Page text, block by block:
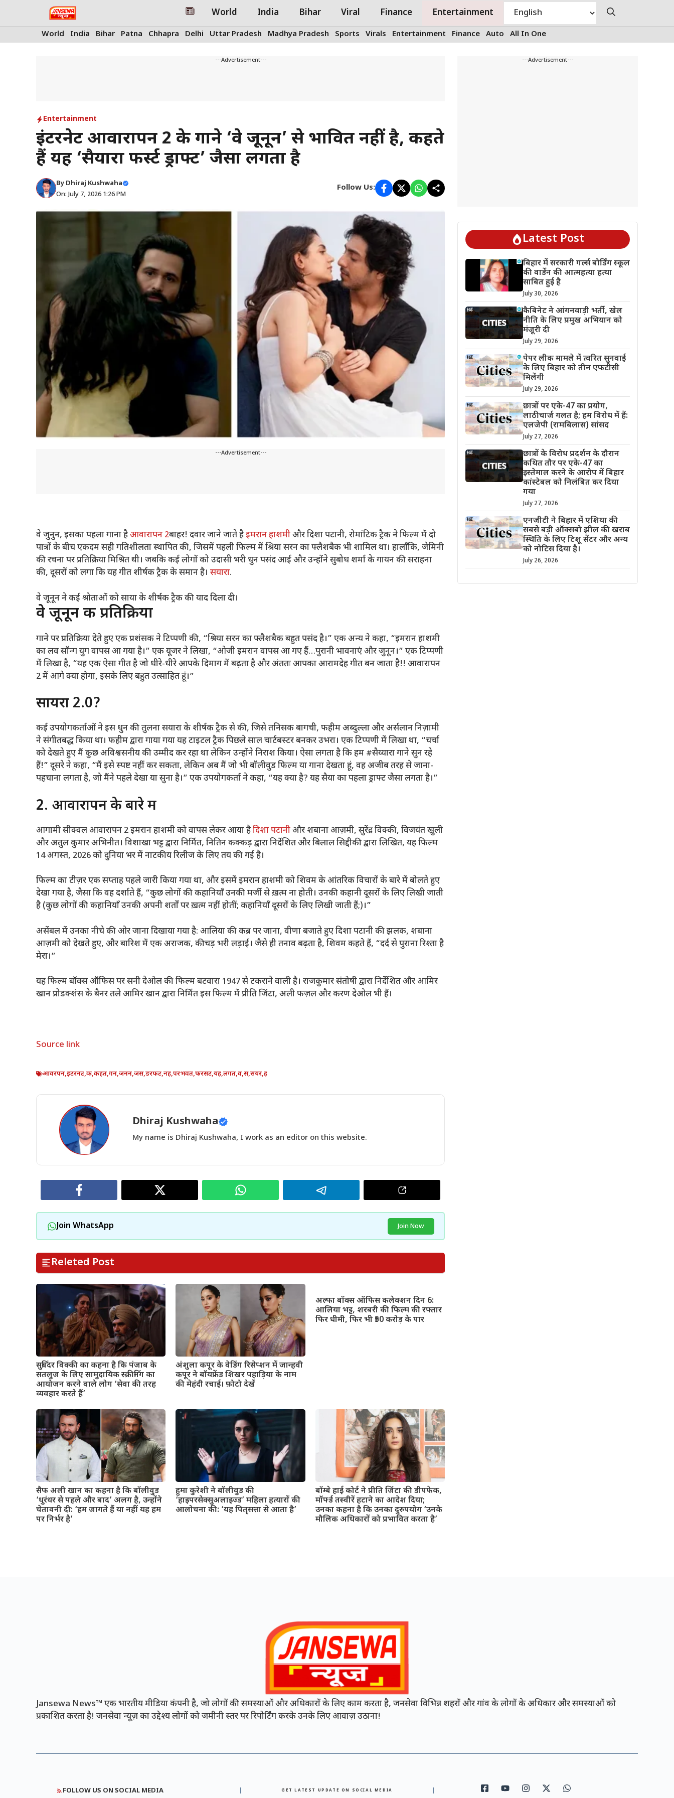
World India Bihar Viral Finance Entertainment
World India Bihar Patna Chhapra Delhi Uttar Pradesh Madhya Pradesh Sports Virals Entertainment Finance Auto All In One
---Advertisement---
Entertainment
इंटरनेट आवारापन 2 के गाने ‘वे जूनून’ से प्रभावित नहीं है, कहते
हैं यह ‘सैयारा फर्स्ट ड्राफ्ट’ जैसा लगता है
By Dhiraj Kushwaha
On: July 7, 2026 1:26 PM
Follow Us:
---Advertisement---
वे जुनुन, इसका पहला गाना हैआवारापन 2बाहर! दवार जाने जाते हैइमरान हाशमीऔर दिशा पटानी, रोमांटिक ट्रैक ने फिल्म में दो
पात्रों के बीच एकदम सही गतिशीलता स्थापित की, जिसमें पहली फिल्म में श्रिया सरन का फ्लैशबैक भी शामिल था। हालाँकि, जेमिनी
की रचना पर प्रतिक्रिया मिश्रित थी। जबकि कई लोगों को उदासी भरी धुन पसंद आई और उन्होंने सुबोध शर्मा के गायन की सराहना
की, दूसरों को लगा कि यह गीत शीर्षक ट्रैक के समान है। सयारा.
वे जूनून ने कई श्रोताओं को साया के शीर्षक ट्रैक की याद दिला दी।
वे जूनून की प्रतिक्रिया
गाने पर प्रतिक्रिया देते हुए एक प्रशंसक ने टिप्पणी की, “श्रिया सरन का फ्लैशबैक बहुत पसंद है।” एक अन्य ने कहा, “इमरान हाशमी
का लव सॉन्ग युग वापस आ गया है।” एक यूजर ने लिखा, “ओजी इमरान वापस आ गए हैं…पुरानी भावनाएं और जुनून।” एक टिप्पणी
में लिखा है, “यह एक ऐसा गीत है जो धीरे-धीरे आपके दिमाग में बढ़ता है और अंततः आपका आरामदेह गीत बन जाता है!! आवारापन
2 में आगे क्या होगा, इसके लिए बहुत उत्साहित हूं।”
सायरा 2.0?
कई उपयोगकर्ताओं ने इस धुन की तुलना सयारा के शीर्षक ट्रैक से की, जिसे तनिसक बागची, फहीम अब्दुल्ला और अर्सलान निज़ामी
ने संगीतबद्ध किया था। फहीम द्वारा गाया गया यह टाइटल ट्रैक पिछले साल चार्टबस्टर बनकर उभरा। एक टिप्पणी में लिखा था, “चर्चा
को देखते हुए मैं कुछ अविश्वसनीय की उम्मीद कर रहा था लेकिन उन्होंने निराश किया। ऐसा लगता है कि हम #सैय्यारा गाने सुन रहे
हैं!” दूसरे ने कहा, “मैं इसे स्पष्ट नहीं कर सकता, लेकिन अब मैं जो भी बॉलीवुड फिल्म या गाना देखता हूं, वह अजीब तरह से जाना-
पहचाना लगता है, जो मैंने पहले देखा या सुना है।” एक उपयोगकर्ता ने कहा, “यह क्या है? यह सैया का पहला ड्राफ्ट जैसा लगता है।”
2. आवारापन के बारे में
आगामी सीक्वल आवारापन 2 इमरान हाशमी को वापस लेकर आया हैदिशा पटानीऔर शबाना आज़मी, सुरेंद्र विक्की, विजयंत खुली
और अतुल कुमार अभिनीत। विशाखा भट्ट द्वारा निर्मित, नितिन कक्कड़ द्वारा निर्देशित और बिलाल सिद्दीकी द्वारा लिखित, यह फिल्म
14 अगस्त, 2026 को दुनिया भर में नाटकीय रिलीज के लिए तय की गई है।
फिल्म का टीज़र एक सप्ताह पहले जारी किया गया था, और इसमें इमरान हाशमी को शिवम के आंतरिक विचारों के बारे में बोलते हुए
देखा गया है, जैसा कि वह दर्शाते हैं, “कुछ लोगों की कहानियाँ उनकी मर्जी से ख़त्म ना होती। उनकी कहानी दूसरों के लिए लिखी जाती
है (कुछ लोगों की कहानियाँ उनकी अपनी शर्तों पर ख़त्म नहीं होतीं; कहानियाँ दूसरों के लिए लिखी जाती हैं;)।”
असेंबल में उनका नीचे की ओर जाना दिखाया गया है: आलिया की कब्र पर जाना, वीणा बजाते हुए दिशा पटानी की झलक, शबाना
आज़मी को देखते हुए, और बारिश में एक अराजक, कीचड़ भरी लड़ाई। जैसे ही तनाव बढ़ता है, शिवम कहते हैं, “दर्द से पुराना रिश्ता है
मेरा।”
यह फिल्म बॉक्स ऑफिस पर सनी देओल की फिल्म बटवारा 1947 से टकराने वाली है। राजकुमार संतोषी द्वारा निर्देशित और आमिर
खान प्रोडक्शंस के बैनर तले आमिर खान द्वारा निर्मित इस फिल्म में प्रीति जिंटा, अली फज़ल और करण देओल भी हैं।
Source link
आवरपन,इटरनट,क,कहत,गन,जनन,जस,डरफट,नह,परभवत,फरसट,यह,लगत,व,स,सयर,ह
Dhiraj Kushwaha
My name is Dhiraj Kushwaha, I work as an editor on this website.
Join WhatsApp Join Now
Releted Post
सुबिंदर विक्की का कहना है कि पंजाब के
सतलुज के लिए सामुदायिक स्क्रीनिंग का
आयोजन करने वाले लोग ‘सेवा की तरह
व्यवहार करते हैं’
अंशुला कपूर के वेडिंग रिसेप्शन में जान्हवी
कपूर ने बॉयफ्रेंड शिखर पहाड़िया के नाम
की मेहंदी रचाई। फ़ोटो देखें
अल्फा बॉक्स ऑफिस कलेक्शन दिन 6:
आलिया भट्ट, शरबरी की फिल्म की रफ्तार
फिर धीमी, फिर भी ₹50 करोड़ के पार
सैफ अली खान का कहना है कि बॉलीवुड
‘धुरंधर से पहले और बाद’ अलग है, उन्होंने
चेतावनी दी: ‘हम जागते हैं या नहीं यह हम
पर निर्भर है’
हुमा कुरेशी ने बॉलीवुड की
‘हाइपरसेक्सुअलाइज्ड’ महिला हत्यारों की
आलोचना की: ‘यह पितृसत्ता से आता है’
बॉम्बे हाई कोर्ट ने प्रीति जिंटा की डीपफेक,
मॉर्फ्ड तस्वीरें हटाने का आदेश दिया;
उनका कहना है कि उनका दुरुपयोग ‘उनके
मौलिक अधिकारों को प्रभावित करता है’
---Advertisement---
Latest Post
बिहार में सरकारी गर्ल्स बोर्डिंग स्कूल
की वार्डेन की आत्महत्या हत्या
साबित हुई है
July 30, 2026
कैबिनेट ने आंगनवाड़ी भर्ती, खेल
नीति के लिए प्रमुख अभियान को
मंजूरी दी
July 29, 2026
पेपर लीक मामले में त्वरित सुनवाई
के लिए बिहार को तीन एफटीसी
मिलेंगी
July 29, 2026
छात्रों पर एके-47 का प्रयोग,
लाठीचार्ज गलत है; हम विरोध में हैं:
एलजेपी (रामबिलास) सांसद
July 27, 2026
छात्रों के विरोध प्रदर्शन के दौरान
कथित तौर पर एके-47 का
इस्तेमाल करने के आरोप में बिहार
कांस्टेबल को निलंबित कर दिया
गया
July 27, 2026
एनजीटी ने बिहार में एशिया की
सबसे बड़ी ऑक्सबो झील की खराब
स्थिति के लिए टिशू सेंटर और अन्य
को नोटिस दिया है।
July 26, 2026
Jansewa News™ एक भारतीय मीडिया कंपनी है, जो लोगों की समस्याओं और अधिकारों के लिए काम करता है, जनसेवा विभिन्न शहरों और गांव के लोगों के अधिकार और समस्याओं को
प्रकाशित करता है! जनसेवा न्यूज़ का उद्देश्य लोगों को जमीनी स्तर पर रिपोर्टिंग करके उनके लिए आवाज़ उठाना!
FOLLOW US ON SOCIAL MEDIA GET LATEST UPDATE ON SOCIAL MEDIA